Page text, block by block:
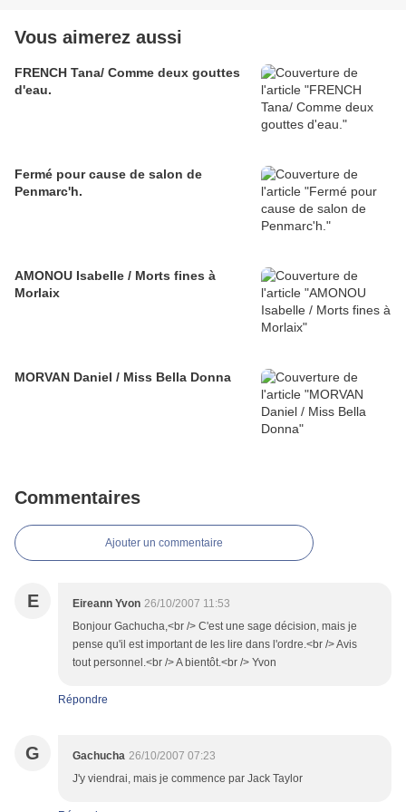
Vous aimerez aussi
FRENCH Tana/ Comme deux gouttes
d'eau.
Fermé pour cause de salon de
Penmarc'h.
AMONOU Isabelle / Morts fines à
Morlaix
MORVAN Daniel / Miss Bella Donna
Commentaires
Ajouter un commentaire
E Eireann Yvon 26/10/2007 11:53
Bonjour Gachucha,<br /> C'est une sage décision, mais je
pense qu'il est important de les lire dans l'ordre.<br /> Avis
tout personnel.<br /> A bientôt.<br /> Yvon
Répondre
G Gachucha 26/10/2007 07:23
J'y viendrai, mais je commence par Jack Taylor